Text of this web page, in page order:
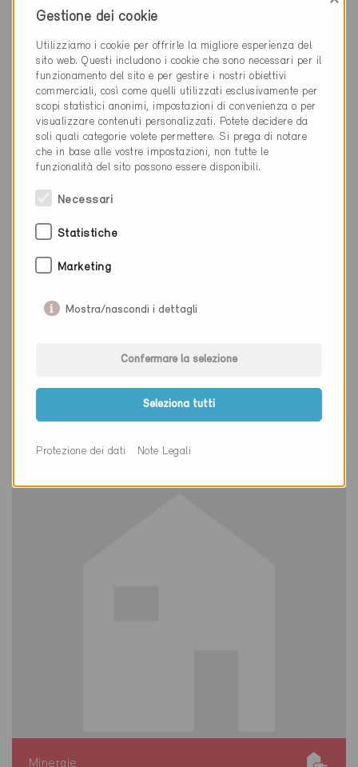
Thun 3600
BE-125-P-ECO
TG-2999
Minergie
Gestione dei cookie
Utilizziamo i cookie per offrirle la migliore esperienza del
sito web. Questi includono i cookie che sono necessari per il
funzionamento del sito e per gestire i nostri obiettivi
commerciali, così come quelli utilizzati esclusivamente per
scopi statistici anonimi, impostazioni di convenienza o per
visualizzare contenuti personalizzati. Potete decidere da
soli quali categorie volete permettere. Si prega di notare
che in base alle vostre impostazioni, non tutte le
funzionalità del sito possono essere disponibili.
Necessari
Statistiche
Marketing
Mostra/nascondi i dettagli
Confermare la selezione
Seleziona tutti
Protezione dei dati Note Legali